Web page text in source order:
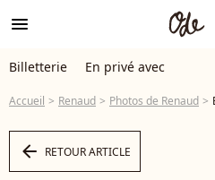
menu
Billetterie En privé avec
Accueil Renaud Photos de Renaud Elle
arrow_left RETOUR ARTICLE